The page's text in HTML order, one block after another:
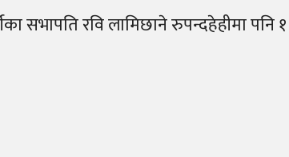
सभापति रवि लामिछाने रुपन्दहेहीमा